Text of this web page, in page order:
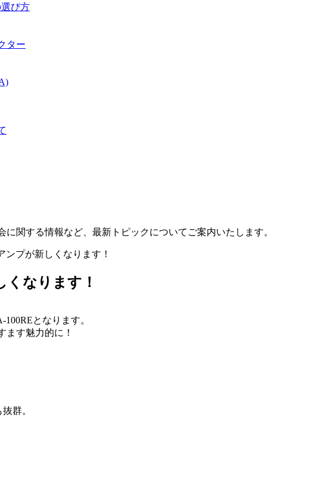
び方
ター
関する情報など、最新トピックについてご案内いたします。
ンプが新しくなります！
なります！
となります。
ます魅力的に！
群。